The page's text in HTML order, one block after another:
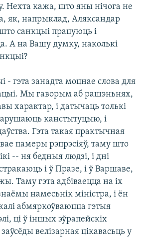
Нехта кажа, што яны нічога не
як, напрыклад, Аляксандар
санкцыі працуюць і
А на Вашу думку, наколькі
- гэта занадта моцнае слова для
Мы гаворым аб рашэньнях,
характар, і датычаць толькі
канстытуцыю, і
Гэта такая практычная
памеры рэпрэсіяў, таму што
-- ня бедныя людзі, і дні
і ў Празе, і ў Варшаве,
Таму гэта адбіваецца на іх
намесьнік міністра, і ён
абмяркоўваюцца гэтыя
ці ў іншых эўрапейскіх
велізарная цікавасьць у